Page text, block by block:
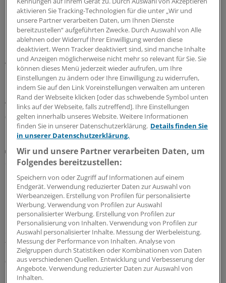
MEHR ZUM THEMA
Modellstudiengang Humanmedizin
Unimedizin Lausitz: Im Oktober starten die
ersten Studenten
Vor fünf Jahren legte eine Expertenkommission ihre
Empfehlungen für eine neue Medizinische Universität in
Cottbus vor. Bald geht der Studienbetrieb los. Was ist
geplant?
03.08.2026
Rentenversicherung sieht abhängige Beschäftigung
Sozialversicherungspflicht weiter ungeklärt: KV
Brandenburg schließt Freelancer von
Bereitschaftsdienst aus
Die KV Brandenburg liegt wegen der Poolärzte im
Bereitschaftsdienst im Clinch mit der
Rentenversicherung. Die Bundesregierung müsse
endlich für die versprochene Klarstellung sorgen,
fordert die KV.
06.07.2026
aktivieren Sie Tracking-Technologien für die unter „Wir und
unsere Partner verarbeiten Daten, um Ihnen Dienste
bereitzustellen“ aufgeführten Zwecke. Durch Auswahl von Alle
ablehnen oder Widerruf Ihrer Einwilligung werden diese
deaktiviert. Wenn Tracker deaktiviert sind, sind manche Inhalte
und Anzeigen möglicherweise nicht mehr so relevant für Sie. Sie
können dieses Menü jederzeit wieder aufrufen, um Ihre
Einstellungen zu ändern oder Ihre Einwilligung zu widerrufen,
indem Sie auf den Link Voreinstellungen verwalten am unteren
Rand der Webseite klicken [oder das schwebende Symbol unten
links auf der Webseite, falls zutreffend]. Ihre Einstellungen
gelten innerhalb unseres Website. Weitere Informationen
finden Sie in unserer Datenschutzerklärung. Details finden Sie
in unserer Datenschutzerklärung.
Wir und unsere Partner verarbeiten Daten, um
Folgendes bereitzustellen:
Speichern von oder Zugriff auf Informationen auf einem
Endgerät. Verwendung reduzierter Daten zur Auswahl von
Werbeanzeigen. Erstellung von Profilen für personalisierte
Werbung. Verwendung von Profilen zur Auswahl
personalisierter Werbung. Erstellung von Profilen zur
Personalisierung von Inhalten. Verwendung von Profilen zur
Auswahl personalisierter Inhalte. Messung der Werbeleistung.
Messung der Performance von Inhalten. Analyse von
Zielgruppen durch Statistiken oder Kombinationen von Daten
aus verschiedenen Quellen. Entwicklung und Verbesserung der
Angebote. Verwendung reduzierter Daten zur Auswahl von
Inhalten.